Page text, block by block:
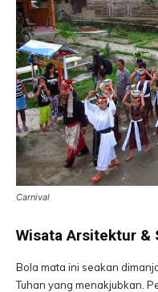
Carnival
Wisata Arsitektur &
Bola mata ini seakan
Tuhan yang menakjubkan.